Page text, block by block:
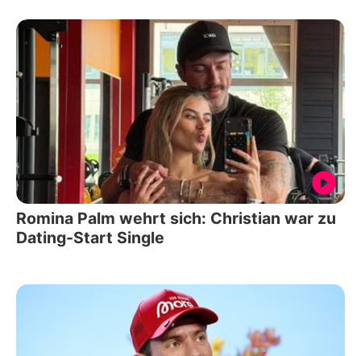
Romina Palm wehrt sich: Christian war zu
Dating-Start Single